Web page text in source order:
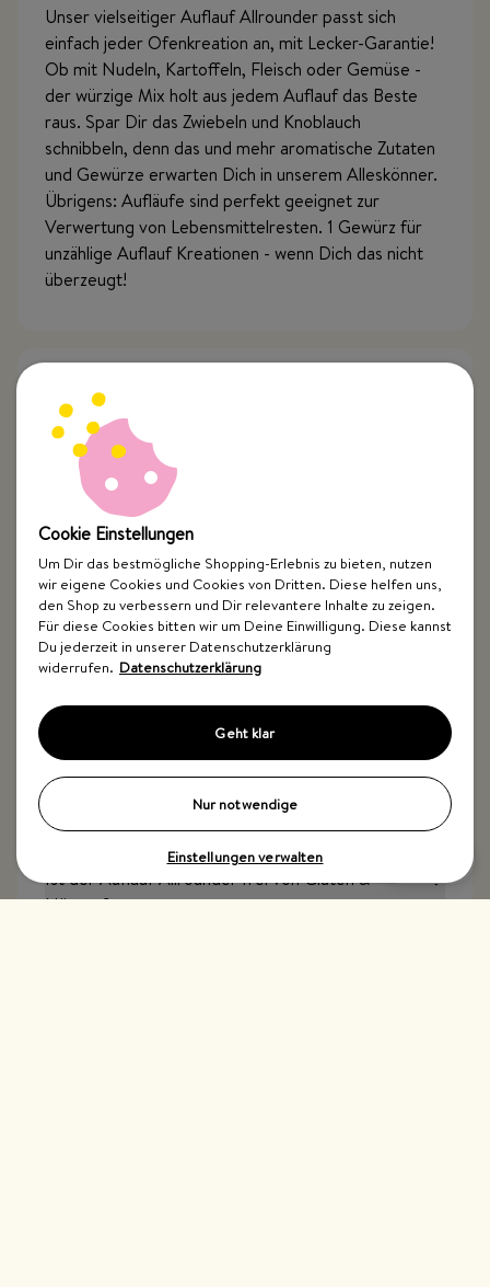
Unser vielseitiger Auflauf Allrounder passt sich
einfach jeder Ofenkreation an, mit Lecker-Garantie!
Ob mit Nudeln, Kartoffeln, Fleisch oder Gemüse -
der würzige Mix holt aus jedem Auflauf das Beste
raus. Spar Dir das Zwiebeln und Knoblauch
schnibbeln, denn das und mehr aromatische Zutaten
und Gewürze erwarten Dich in unserem Alleskönner.
Übrigens: Aufläufe sind perfekt geeignet zur
Verwertung von Lebensmittelresten. 1 Gewürz für
unzählige Auflauf Kreationen - wenn Dich das nicht
überzeugt!
Wie verwende ich den Auflauf Allrounder?
Ist der Auflauf Allrounder auch für Kinder
geeignet?
Wie lange ist der Auflauf Allrounder haltbar?
Ist der Auflauf Allrounder frei von Zusatzstoffen?
Ist der Auflauf Allrounder vegan?
Ist der Auflauf Allrounder frei von Gluten &
Nüssen?
Cookie Einstellungen
Um Dir das bestmögliche Shopping-Erlebnis zu bieten, nutzen
wir eigene Cookies und Cookies von Dritten. Diese helfen uns,
den Shop zu verbessern und Dir relevantere Inhalte zu zeigen.
Für diese Cookies bitten wir um Deine Einwilligung. Diese kannst
Du jederzeit in unserer Datenschutzerklärung
widerrufen. Datenschutzerklärung
Geht klar
Nur notwendige
Einstellungen verwalten